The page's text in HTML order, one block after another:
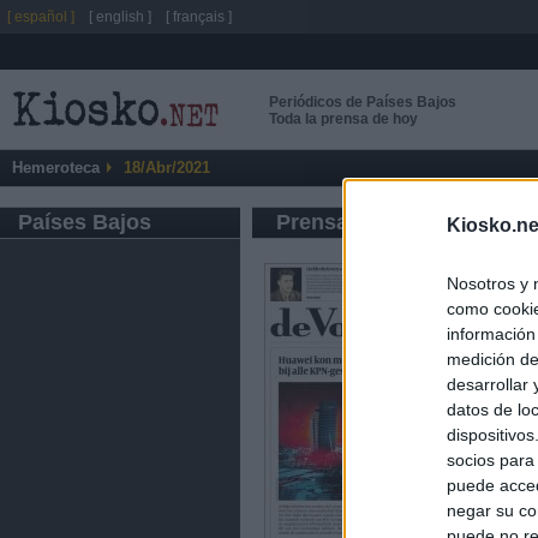
Nosotros y
como
medición
desarrollar
datos de
socios
puede
negar su
Periódicos de Países Bajos
Toda la prensa de hoy
Hemeroteca 18/Abr/2021
Países Bajos Prensa de Información
[ español ] [ english ] [ français ]